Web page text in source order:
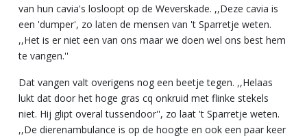
van hun cavia's losloopt op de Weverskade. ,,Deze cavia is
een 'dumper', zo laten de mensen van 't Sparretje weten.
,,Het is er niet een van ons maar we doen wel ons best hem
te vangen.''
Dat vangen valt overigens nog een beetje tegen. ,,Helaas
lukt dat door het hoge gras cq onkruid met flinke stekels
niet. Hij glipt overal tussendoor'', zo laat 't Sparretje weten.
,,De dierenambulance is op de hoogte en ook een paar keer